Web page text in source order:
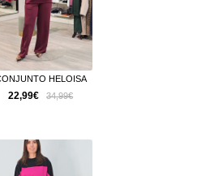
HELOISA
22,99€ 34,99€